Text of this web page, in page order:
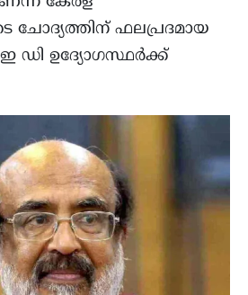
ഫലപ്രദമായ
ഡി ഉദ്യോഗസ്ഥർക്ക്